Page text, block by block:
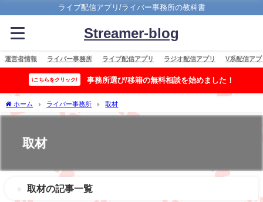
ライブ配信アプリ/ライバー事務所の教科書
Streamer-blog
運営者情報 ライバー事務所 ライブ配信アプリ ラジオ配信アプリ V系配信アプ
\こちらをクリック/ 事務所選び/移籍の無料相談を始めました！
ホーム ライバー事務所 取材
取材
取材の記事一覧